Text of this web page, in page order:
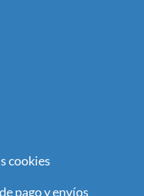
cookies
pago y envíos